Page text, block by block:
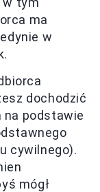
ma
w
dochodzić
na podstawie
cywilnego).
mógł